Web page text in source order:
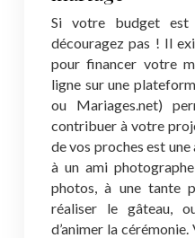
Si votre budget est
découragez pas ! Il
pour financer votre
ligne sur une
ou Mariages.net)
contribuer à votre
de vos proches est
à un ami
photos, à une tante
réaliser le gâteau,
d’animer la